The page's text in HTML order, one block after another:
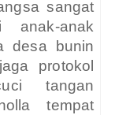
sangat
anak-anak
desa bunin
protokol
tangan
tempat